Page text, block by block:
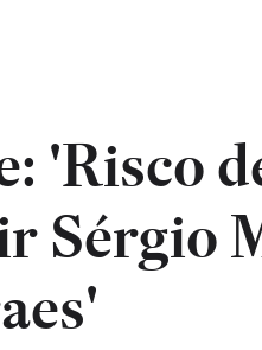
'Risco
Sérgio